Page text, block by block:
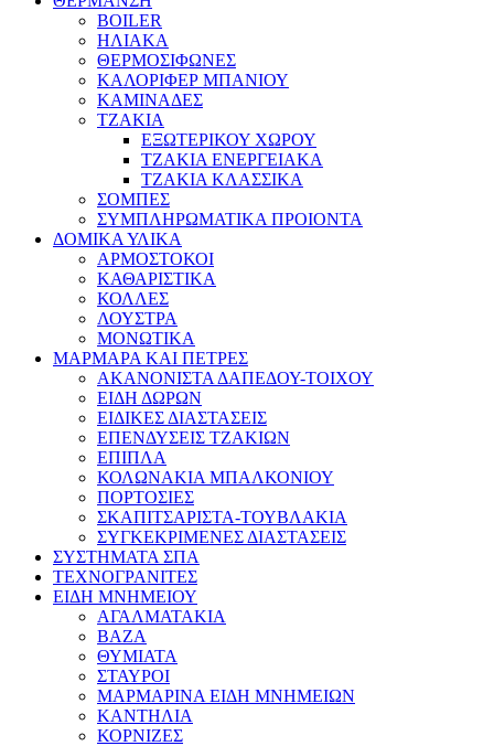
BOILER
ΗΛΙΑΚΑ
ΘΕΡΜΟΣΙΦΩΝΕΣ
ΚΑΛΟΡΙΦΕΡ ΜΠΑΝΙΟΥ
ΚΑΜΙΝΑΔΕΣ
ΤΖΑΚΙΑ
ΕΞΩΤΕΡΙΚΟΥ ΧΩΡΟΥ
ΤΖΑΚΙΑ ΕΝΕΡΓΕΙΑΚΑ
ΤΖΑΚΙΑ ΚΛΑΣΣΙΚΑ
ΣΟΜΠΕΣ
ΣΥΜΠΛΗΡΩΜΑΤΙΚΑ ΠΡΟΙΟΝΤΑ
ΔΟΜΙΚΑ ΥΛΙΚΑ
ΑΡΜΟΣΤΟΚΟΙ
ΚΑΘΑΡΙΣΤΙΚΑ
ΚΟΛΛΕΣ
ΛΟΥΣΤΡΑ
ΜΟΝΩΤΙΚΑ
ΜΑΡΜΑΡΑ ΚΑΙ ΠΕΤΡΕΣ
ΑΚΑΝΟΝΙΣΤΑ ΔΑΠΕΔΟΥ-ΤΟΙΧΟΥ
ΕΙΔΗ ΔΩΡΩΝ
ΕΙΔΙΚΕΣ ΔΙΑΣΤΑΣΕΙΣ
ΕΠΕΝΔΥΣΕΙΣ ΤΖΑΚΙΩΝ
ΕΠΙΠΛΑ
ΚΟΛΩΝΑΚΙΑ ΜΠΑΛΚΟΝΙΟΥ
ΠΟΡΤΟΣΙΕΣ
ΣΚΑΠΙΤΣΑΡΙΣΤΑ-ΤΟΥΒΛΑΚΙΑ
ΣΥΓΚΕΚΡΙΜΕΝΕΣ ΔΙΑΣΤΑΣΕΙΣ
ΣΥΣΤΗΜΑΤΑ ΣΠΑ
ΤΕΧΝΟΓΡΑΝΙΤΕΣ
ΕΙΔΗ ΜΝΗΜΕΙΟΥ
ΑΓΑΛΜΑΤΑΚΙΑ
ΒΑΖΑ
ΘΥΜΙΑΤΑ
ΣΤΑΥΡΟΙ
ΜΑΡΜΑΡΙΝΑ ΕΙΔΗ ΜΝΗΜΕΙΩΝ
ΚΑΝΤΗΛΙΑ
ΚΟΡΝΙΖΕΣ